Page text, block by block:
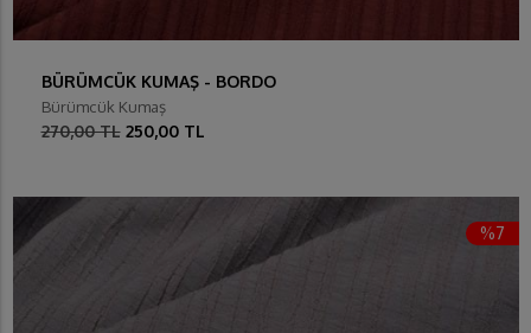
BÜRÜMCÜK KUMAŞ - BORDO
Bürümcük Kumaş
270,00 TL 250,00 TL
%7